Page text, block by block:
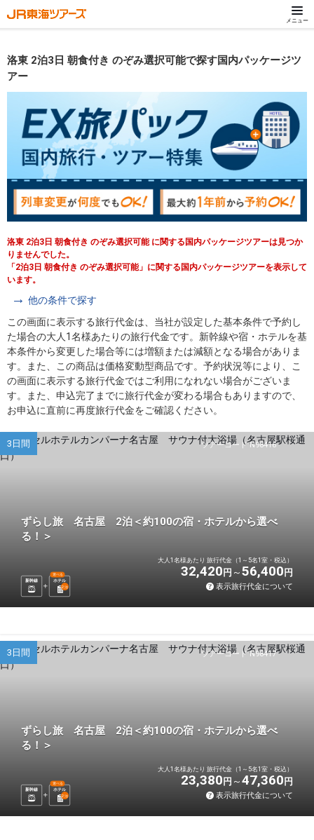
メニュー
洛東 2泊3日 朝食付き のぞみ選択可能で探す国内パッケージツ
アー
洛東 2泊3日 朝食付き のぞみ選択可能 に関する国内パッケージツアーは見つか
りませんでした。
「2泊3日 朝食付き のぞみ選択可能」に関する国内パッケージツアーを表示して
います。
他の条件で探す
この画面に表示する旅行代金は、当社が設定した基本条件で予約し
た場合の大人1名様あたりの旅行代金です。新幹線や宿・ホテルを基
本条件から変更した場合等には増額または減額となる場合がありま
す。また、この商品は価格変動型商品です。予約状況等により、こ
の画面に表示する旅行代金ではご利用になれない場合がございま
す。また、申込完了までに旅行代金が変わる場合もありますので、
お申込に直前に再度旅行代金をご確認ください。
ツアーコード N98416
3日間
ずらし旅 名古屋 2泊＜約100の宿・ホテルから選べ
る！＞
新幹線 ホテル
選べる
2泊
大人1名様あたり 旅行代金（1～5名1室・税込）
32,420 円 56,400 円
表示旅行代金について
ツアーコード N98417
3日間
ずらし旅 名古屋 2泊＜約100の宿・ホテルから選べ
る！＞
新幹線 ホテル
選べる
2泊
大人1名様あたり 旅行代金（1～5名1室・税込）
23,380 円 47,360 円
表示旅行代金について